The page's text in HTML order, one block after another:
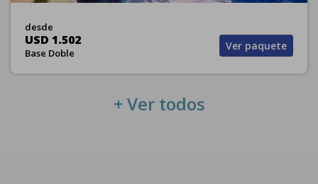
desde
USD 1.502
Base Doble
Ver paquete
+ Ver todos